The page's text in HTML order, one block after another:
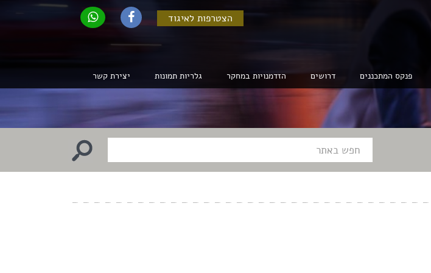
הצטרפות לאיגוד
פנקס המתכננים דרושים הזדמנויות במחקר גלריות תמונות יצירת קשר